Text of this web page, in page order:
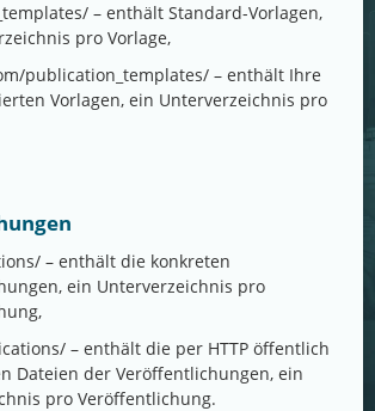
– enthält Standard-Vorlagen,
pro Vorlage,
publication_templates/ – enthält Ihre
Vorlagen, ein Unterverzeichnis pro
– enthält die konkreten
ein Unterverzeichnis pro
– enthält die per HTTP öffentlich
Dateien der Veröffentlichungen, ein
pro Veröffentlichung.